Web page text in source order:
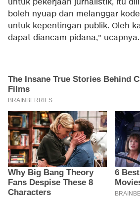
untuk pekerjaan jurnalistik, itu
boleh nyuap dan melanggar
untuk kepentingan publik. Oleh
dapat diancam pidana," ucapnya.